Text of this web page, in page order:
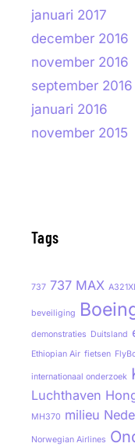
januari 2017
december 2016
november 2016
september 2016
januari 2016
november 2015
Tags
737 737 MAX
beveiliging
demonstraties Duitsland
Ethiopian Air fietsen
internationaal onderzoek
Luchthaven
MH370 milieu
Norwegian Airlines